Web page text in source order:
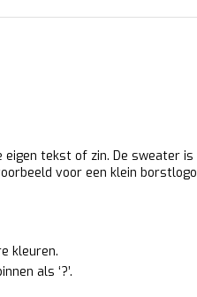
tekst of zin. De sweater
voor een klein
kleuren.
als ‘?’.